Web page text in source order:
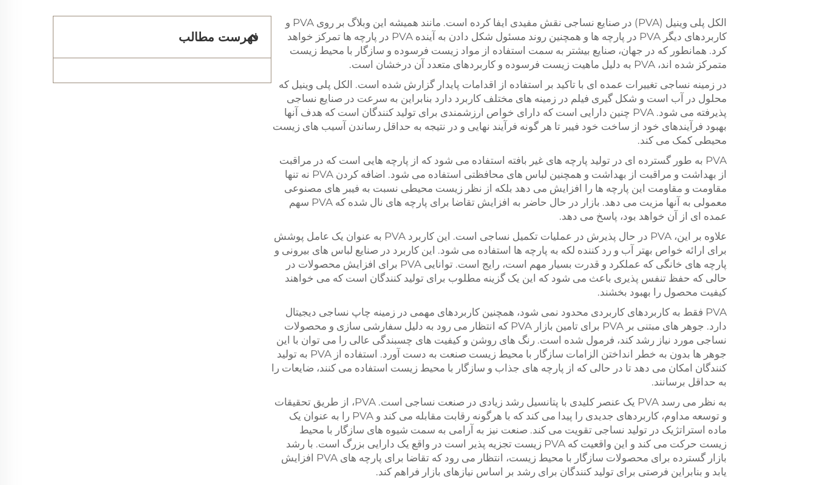
الکل پلی وینیل (PVA) در صنایع نساجی نقش مفیدی ایفا کرده است. مانند همیشه این وبلاگ بر روی PVA و
کاربردهای دیگر PVA در پارچه ها و همچنین روند مسئول شکل دادن به آینده PVA در پارچه ها تمرکز خواهد
کرد. همانطور که در جهان، صنایع بیشتر به سمت استفاده از مواد زیست فرسوده و سازگار با محیط زیست
متمرکز شده اند، PVA به دلیل ماهیت زیست فرسوده و کاربردهای متعدد آن درخشان است.
در زمینه نساجی تغییرات عمده ای با تاکید بر استفاده از اقدامات پایدار گزارش شده است. الکل پلی وینیل که
محلول در آب است و شکل گیری فیلم در زمینه های مختلف کاربرد دارد بنابراین به سرعت در صنایع نساجی
پذیرفته می شود. PVA چنین دارایی است که دارای خواص ارزشمندی برای تولید کنندگان است که هدف آنها
بهبود فرآیندهای خود از ساخت خود فیبر تا هر گونه فرآیند نهایی و در نتیجه به حداقل رساندن آسیب های زیست
محیطی کمک می کند.
PVA به طور گسترده ای در تولید پارچه های غیر بافته استفاده می شود که از پارچه هایی است که در مراقبت
از بهداشت و مراقبت از بهداشت و همچنین لباس های محافظتی استفاده می شود. اضافه کردن PVA نه تنها
مقاومت و مقاومت این پارچه ها را افزایش می دهد بلکه از نظر زیست محیطی نسبت به فیبر های مصنوعی
معمولی به آنها مزیت می دهد. بازار در حال حاضر به افزایش تقاضا برای پارچه های نال شده که PVA سهم
عمده ای از آن خواهد بود، پاسخ می دهد.
علاوه بر این، PVA در حال پذیرش در عملیات تکمیل نساجی است. این کاربرد PVA به عنوان یک عامل پوشش
برای ارائه خواص بهتر آب و رد کننده لکه به پارچه ها استفاده می شود. این کاربرد در صنایع لباس های بیرونی و
پارچه های خانگی که عملکرد و قدرت بسیار مهم است، رایج است. توانایی PVA برای افزایش محصولات در
حالی که حفظ تنفس پذیری باعث می شود که این یک گزینه مطلوب برای تولید کنندگان است که می خواهند
کیفیت محصول را بهبود بخشند.
PVA فقط به کاربردهای کاربردی محدود نمی شود، همچنین کاربردهای مهمی در زمینه چاپ نساجی دیجیتال
دارد. جوهر های مبتنی بر PVA برای تامین بازار PVA که انتظار می رود به دلیل سفارشی سازی و محصولات
نساجی مورد نیاز رشد کند، فرمول شده است. رنگ های روشن و کیفیت های چسبندگی عالی را می توان با این
جوهر ها بدون به خطر انداختن الزامات سازگار با محیط زیست صنعت به دست آورد. استفاده از PVA به تولید
کنندگان امکان می دهد تا در حالی که از پارچه های جذاب و سازگار با محیط زیست استفاده می کنند، ضایعات را
به حداقل برسانند.
به نظر می رسد PVA یک عنصر کلیدی با پتانسیل رشد زیادی در صنعت نساجی است. PVA، از طریق تحقیقات
و توسعه مداوم، کاربردهای جدیدی را پیدا می کند که با هرگونه رقابت مقابله می کند و PVA را به عنوان یک
ماده استراتژیک در تولید نساجی تقویت می کند. صنعت نیز به آرامی به سمت شیوه های سازگار با محیط
زیست حرکت می کند و این واقعیت که PVA زیست تجزیه پذیر است در واقع یک دارایی بزرگ است. با رشد
بازار گسترده برای محصولات سازگار با محیط زیست، انتظار می رود که تقاضا برای پارچه های PVA افزایش
یابد و بنابراین فرصتی برای تولید کنندگان برای رشد بر اساس نیازهای بازار فراهم کند.
فهرست مطالب